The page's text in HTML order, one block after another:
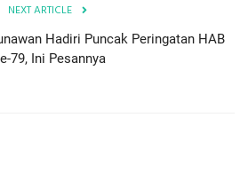
NEXT ARTICLE
Hadiri Puncak Peringatan HAB
79, Ini Pesannya